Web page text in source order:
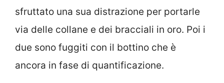
sfruttato una sua distrazione per portarle
via delle collane e dei bracciali in oro. Poi i
due sono fuggiti con il bottino che è
ancora in fase di quantificazione.